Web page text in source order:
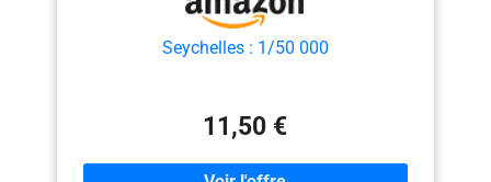
Seychelles : 1/50 000
11,50 €